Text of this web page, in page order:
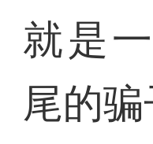
就是
尾的骗